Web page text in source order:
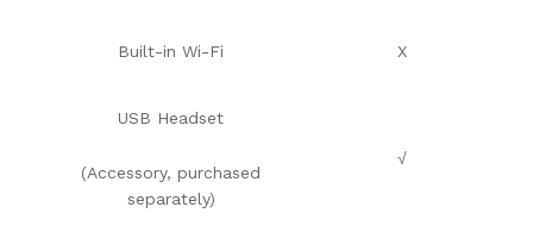
Built-in Wi-Fi X
USB Headset
(Accessory, purchased
separately)
√